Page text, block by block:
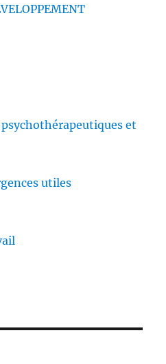
et
utiles